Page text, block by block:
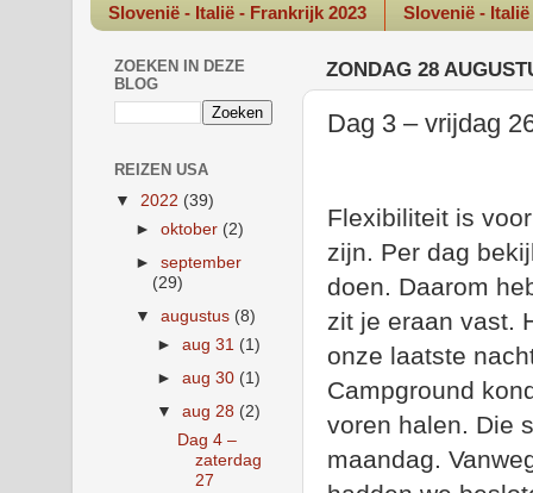
Slovenië - Italië - Frankrijk 2023
Slovenië -
ZONDAG 28
Dag 3 – vrijdag
Flexibiliteit is
zijn. Per dag
doen. Daarom
zit je eraan vast.
onze laatste
Campground
voren halen. Die
maandag.
ZOEKEN IN DEZE
BLOG
REIZEN USA
▼ 2022 (39)
►oktober (2)
►september
(29)
▼augustus (8)
► aug 31 (1)
► aug 30 (1)
▼ aug 28 (2)
Dag 4 –
zaterdag
27